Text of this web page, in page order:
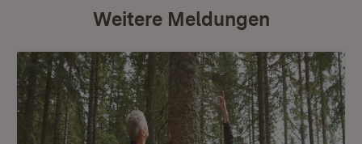
Weitere Meldungen